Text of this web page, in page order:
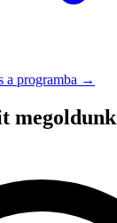
a programba →
megoldunk